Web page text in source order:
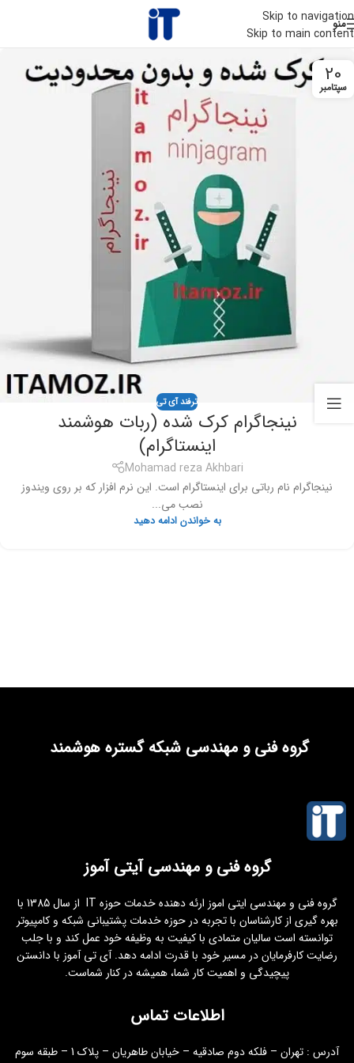
Skip to navigation
Skip to main content
منو
20
سپتامبر
ترفند آی تی
نینجاگرام کرک شده (ربات هوشمند
اینستاگرام)
Mohamad reza Akhbari
نینجاگرام نام رباتی برای اینستاگرام است. این نرم افزار که بر روی ویندوز
نصب می...
به خواندن ادامه دهید
گروه فنی و مهندسی شبکه گستره هوشمند
گروه فنی و مهندسی آیتی آموز
گروه فنی و مهندسی ایتی اموز ارئه دهنده خدمات حوزه IT از سال 1385 با
بهره گیری از کارشناسان با تجربه در حوزه خدمات پشتیبانی شبکه و کامپیوتر
توانسته است سالیان متمادی با کیفیت به وظیفه خود عمل کند و با جلب
رضایت کارفرمایان در مسیر خود با قدرت ادامه دهد. آی تی آموز با دانستن
پیچیدگی و اهمیت کار شما، همیشه در کنار شماست.
اطلاعات تماس
آدرس : تهران – فلکه دوم صادقیه – خیابان طاهریان – پلاک 1 – طبقه سوم